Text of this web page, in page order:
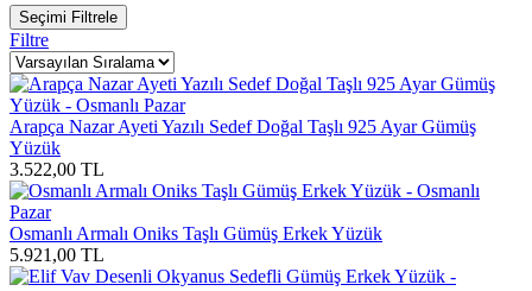
Seçimi Filtrele
Filtre
Arapça Nazar Ayeti Yazılı Sedef Doğal Taşlı 925 Ayar Gümüş
Yüzük
3.522,00 TL
Osmanlı Armalı Oniks Taşlı Gümüş Erkek Yüzük
5.921,00 TL